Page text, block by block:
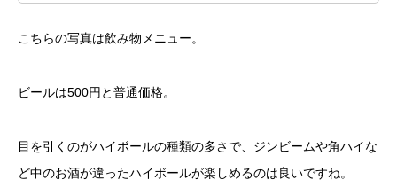
こちらの写真は飲み物メニュー。
ビールは500円と普通価格。
目を引くのがハイボールの種類の多さで、ジンビームや角ハイな
ど中のお酒が違ったハイボールが楽しめるのは良いですね。